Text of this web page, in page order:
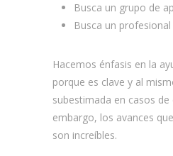
Busca un grupo de
Busca un
Hacemos énfasis en la
porque es clave y al
subestimada en casos de
embargo, los avances
son increíbles.